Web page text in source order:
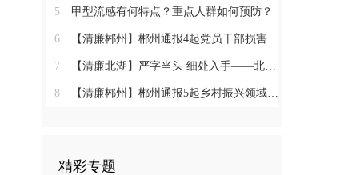
5 甲型流感有何特点？重点人群如何预防？
6 【清廉郴州】郴州通报4起党员干部损害营商环境问题典型案例
7 【清廉北湖】严字当头 细处入手——北湖区纪委监委坚决纠治“四风”顽瘴痼疾
8 【清廉郴州】郴州通报5起乡村振兴领域不正之风和腐败问题典型案例
精彩专题